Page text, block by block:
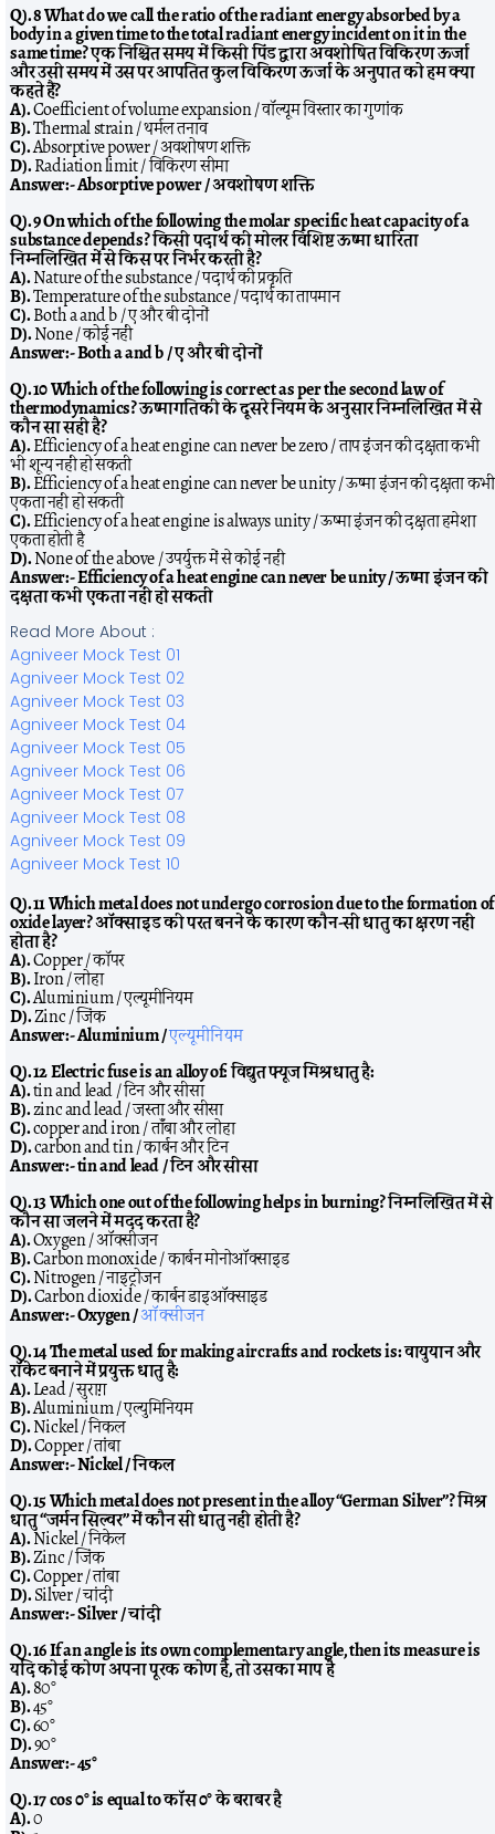
Q). 8 What do we call the ratio of the radiant energy absorbed by a
body in a given time to the total radiant energy incident on it in the
same time? एक निश्चित समय में किसी पिंड द्वारा अवशोषित विकिरण ऊर्जा
और उसी समय में उस पर आपतित कुल विकिरण ऊर्जा के अनुपात को हम क्या
कहते हैं?
A).Coefficient of volume expansion / वॉल्यूम विस्तार का गुणांक
B).Thermal strain / थर्मल तनाव
C).Absorptive power / अवशोषण शक्ति
D).Radiation limit / विकिरण सीमा
Answer:-Absorptive power / अवशोषण शक्ति
Q). 9 On which of the following the molar specific heat capacity of a
substance depends? किसी पदार्थ की मोलर विशिष्ट ऊष्मा धारिता
निम्नलिखित में से किस पर निर्भर करती है?
A).Nature of the substance / पदार्थ की प्रकृति
B).Temperature of the substance / पदार्थ का तापमान
C).Both a and b / ए और बी दोनों
D).None / कोई नहीं
Answer:-Both a and b / ए और बी दोनों
Q). 10 Which of the following is correct as per the second law of
thermodynamics? ऊष्मागतिकी के दूसरे नियम के अनुसार निम्नलिखित में से
कौन सा सही है?
A).Efficiency of a heat engine can never be zero / ताप इंजन की दक्षता कभी
भी शून्य नहीं हो सकती
B).Efficiency of a heat engine can never be unity / ऊष्मा इंजन की दक्षता कभी
एकता नहीं हो सकती
C).Efficiency of a heat engine is always unity / ऊष्मा इंजन की दक्षता हमेशा
एकता होती है
D).None of the above / उपर्युक्त में से कोई नहीं
Answer:-Efficiency of a heat engine can never be unity / ऊष्मा इंजन की
दक्षता कभी एकता नहीं हो सकती
Read More About :
Agniveer Mock Test 01
Agniveer Mock Test 02
Agniveer Mock Test 03
Agniveer Mock Test 04
Agniveer Mock Test 05
Agniveer Mock Test 06
Agniveer Mock Test 07
Agniveer Mock Test 08
Agniveer Mock Test 09
Agniveer Mock Test 10
Q). 11 Which metal does not undergo corrosion due to the formation of
oxide layer? ऑक्साइड की परत बनने के कारण कौन-सी धातु का क्षरण नहीं
होता है?
A).Copper / कॉपर
B).Iron / लोहा
C).Aluminium / एल्यूमीनियम
D).Zinc / जिंक
Answer:-Aluminium /एल्यूमीनियम
Q). 12 Electric fuse is an alloy of: विद्युत फ्यूज मिश्रधातु है:
A).tin and lead / टिन और सीसा
B).zinc and lead / जस्ता और सीसा
C).copper and iron / ताँबा और लोहा
D).carbon and tin / कार्बन और टिन
Answer:-tin and lead / टिन और सीसा
Q). 13 Which one out of the following helps in burning? निम्नलिखित में से
कौन सा जलने में मदद करता है?
A).Oxygen / ऑक्सीजन
B).Carbon monoxide / कार्बन मोनोऑक्साइड
C).Nitrogen / नाइट्रोजन
D).Carbon dioxide / कार्बन डाइऑक्साइड
Answer:-Oxygen /ऑक्सीजन
Q). 14 The metal used for making aircrafts and rockets is: वायुयान और
रॉकेट बनाने में प्रयुक्त धातु है:
A).Lead / सुराग़
B).Aluminium / एल्युमिनियम
C).Nickel / निकल
D).Copper / तांबा
Answer:-Nickel / निकल
Q). 15 Which metal does not present in the alloy “German Silver”? मिश्र
धातु “जर्मन सिल्वर” में कौन सी धातु नहीं होती है?
A).Nickel / निकेल
B).Zinc / जिंक
C).Copper / तांबा
D).Silver / चांदी
Answer:-Silver / चांदी
Q). 16 If an angle is its own complementary angle, then its measure is
यदि कोई कोण अपना पूरक कोण है, तो उसका माप है
A).80°
B).45°
C).60°
D).90°
Answer:-45°
Q). 17 cos 0° is equal to कॉस 0° के बराबर है
A).0